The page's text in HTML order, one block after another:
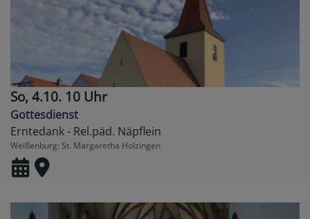
So, 4.10. 10 Uhr
Gottesdienst
Erntedank - Rel.päd. Näpflein
Weißenburg St. Margaretha Holzingen